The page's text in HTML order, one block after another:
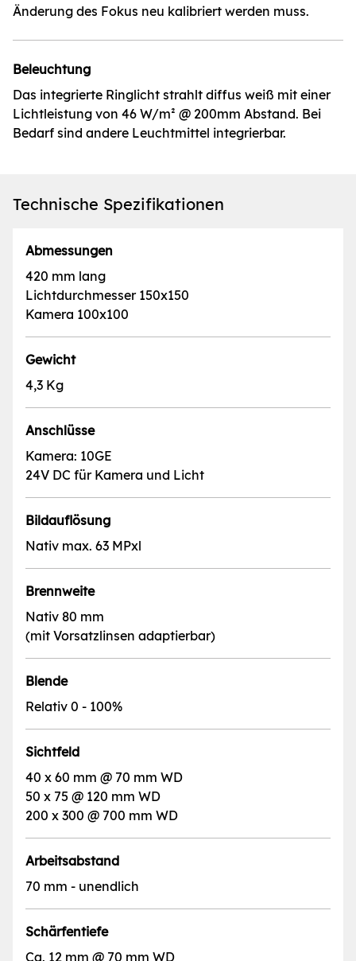
Änderung des Fokus neu kalibriert werden muss.
Beleuchtung
Das integrierte Ringlicht strahlt diffus weiß mit einer
Lichtleistung von 46 W/m² @ 200mm Abstand. Bei
Bedarf sind andere Leuchtmittel integrierbar.
Technische Spezifikationen
Abmessungen
420 mm lang
Lichtdurchmesser 150x150
Kamera 100x100
Gewicht
4,3 Kg
Anschlüsse
Kamera: 10GE
24V DC für Kamera und Licht
Bildauflösung
Nativ max. 63 MPxl
Brennweite
Nativ 80 mm
(mit Vorsatzlinsen adaptierbar)
Blende
Relativ 0 - 100%
Sichtfeld
40 x 60 mm @ 70 mm WD
50 x 75 @ 120 mm WD
200 x 300 @ 700 mm WD
Arbeitsabstand
70 mm - unendlich
Schärfentiefe
Ca. 12 mm @ 70 mm WD